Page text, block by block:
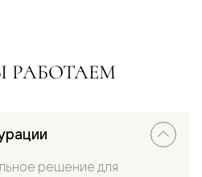
РАБОТАЕМ
решение для